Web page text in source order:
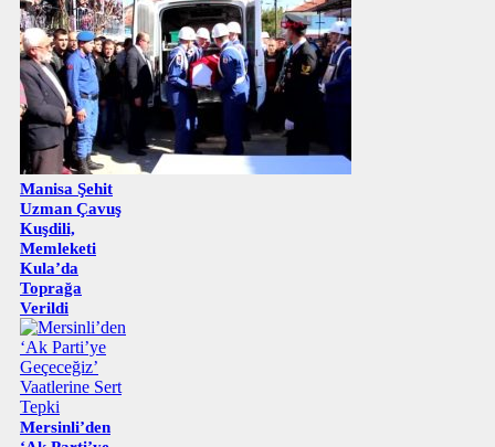
Manisa Şehit
Uzman Çavuş
Kuşdili,
Memleketi
Kula’da
Toprağa
Verildi
Mersinli’den